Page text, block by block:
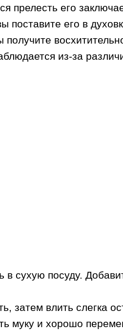
его
поставите его в
из-за
в сухую посуду.
затем влить слегка
муку и хорошо